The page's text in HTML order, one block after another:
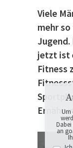
Viele
mehr
Jugend.
jetzt ist
Fitness
Um
an